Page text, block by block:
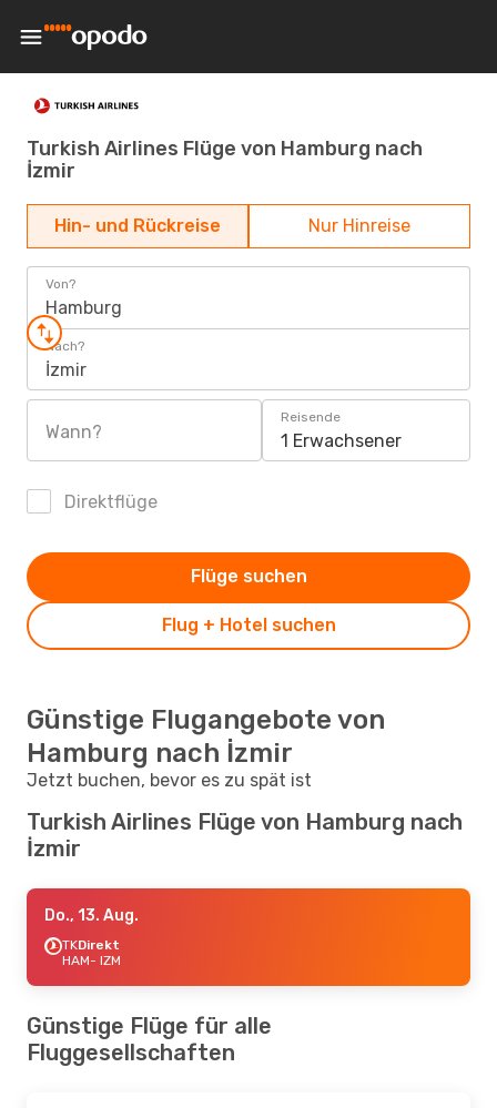
Turkish Airlines Flüge von Hamburg nach
İzmir
Hin- und Rückreise Nur Hinreise
Von?
Hamburg
Nach?
İzmir
Wann?
Reisende
1 Erwachsener
Direktflüge
Flug + Hotel suchen
Flüge suchen
Günstige Flugangebote von
Hamburg nach İzmir
Jetzt buchen, bevor es zu spät ist
Turkish Airlines Flüge von Hamburg nach
İzmir
Do., 13. Aug.
TKDirekt
HAM- IZM
Günstige Flüge für alle
Fluggesellschaften